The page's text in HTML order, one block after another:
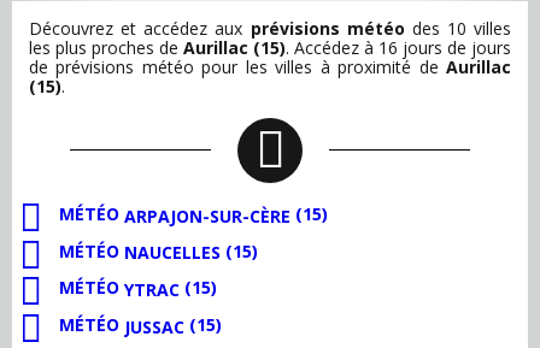
Découvrez et accédez aux prévisions météo des 10 villes
les plus proches de Aurillac (15). Accédez à 16 jours de jours
de prévisions météo pour les villes à proximité de Aurillac
(15).
MÉTÉO ARPAJON-SUR-CÈRE (15)
MÉTÉO NAUCELLES (15)
MÉTÉO YTRAC (15)
MÉTÉO JUSSAC (15)